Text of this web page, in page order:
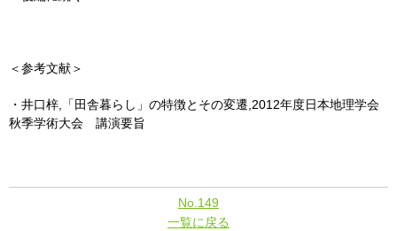
＜参考文献＞
・井口梓,「田舎暮らし」の特徴とその変遷,2012年度日本地理学会
秋季学術大会 講演要旨
No.149
一覧に戻る